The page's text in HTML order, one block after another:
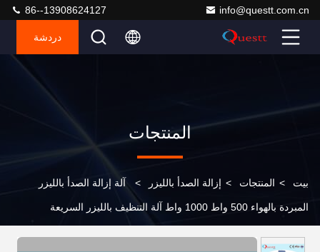
info@questt.com.cn
86--13908624127
دردشة
المنتجات
بيت > المنتجات > إزالة الصدأ بالليزر > آلة إزالة الصدأ بالليزر
المبردة بالهواء 500 واط 1000 واط آلة التنظيف بالليزر السريعة